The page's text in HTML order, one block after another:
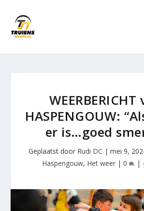
WEERBERICHT
HASPENGOUW:
er is…goed
Geplaatst door Rudi DC | mei 9,
Haspengouw, Het weer | 0 |